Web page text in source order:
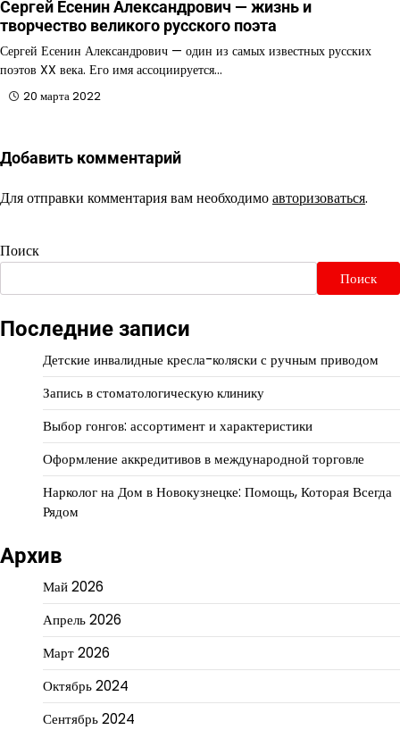
Сергей Есенин Александрович — жизнь и
творчество великого русского поэта
Сергей Есенин Александрович — один из самых известных русских
поэтов XX века. Его имя ассоциируется…
20 марта 2022
Добавить комментарий
Для отправки комментария вам необходимоавторизоваться.
Поиск
Поиск
Последние записи
Детские инвалидные кресла-коляски с ручным приводом
Запись в стоматологическую клинику
Выбор гонгов: ассортимент и характеристики
Оформление аккредитивов в международной торговле
Нарколог на Дом в Новокузнецке: Помощь, Которая Всегда
Рядом
Архив
Май 2026
Апрель 2026
Март 2026
Октябрь 2024
Сентябрь 2024